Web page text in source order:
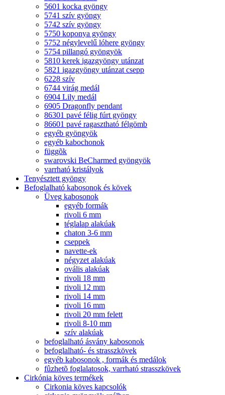
5601 kocka gyöngy
5741 szív gyöngy
5742 szív gyöngy
5750 koponya gyöngy
5752 négylevelű lóhere gyöngy
5754 pillangó gyöngyök
5810 kerek igazgyöngy utánzat
5821 igazgyöngy utánzat csepp
6228 szív
6744 virág medál
6904 Lily medál
6905 Dragonfly pendant
86301 pavé félig fúrt gyöngy
86601 pavé ragasztható félgömb
egyéb gyöngyök
egyéb kabochonok
függõk
swarovski BeCharmed gyöngyök
varrható kristályok
Tenyésztett gyöngy
Befoglalható kabosonok és kövek
Üveg kabosonok
egyéb formák
rivoli 6 mm
téglalap alakúak
chaton 3-6 mm
cseppek
navette-ek
négyzet alakúak
ovális alakúak
rivoli 18 mm
rivoli 12 mm
rivoli 14 mm
rivoli 16 mm
rivoli 20 mm felett
rivoli 8-10 mm
szív alakúak
befoglalható ásvány kabosonok
befoglalható- és strasszkövek
egyéb kabosonok , formák és medálok
fûzhetõ foglalatosok, varrható strasszkövek
Cirkónia köves termékek
Cirkonia köves kapcsolók